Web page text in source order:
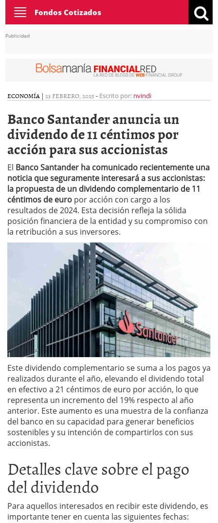
Toggle
navigation
Fondos Cotizados
Publicidad
ECONOMÍA | 23 FEBRERO, 2025 - Escrito por: nvindi
Banco Santander anuncia un
dividendo de 11 céntimos por
acción para sus accionistas
El Banco Santander ha comunicado recientemente una
noticia que seguramente interesará a sus accionistas:
la propuesta de un dividendo complementario de 11
céntimos de euro por acción con cargo a los
resultados de 2024. Esta decisión refleja la sólida
posición financiera de la entidad y su compromiso con
la retribución a sus inversores.
Este dividendo complementario se suma a los pagos ya
realizados durante el año, elevando el dividendo total
en efectivo a 21 céntimos de euro por acción, lo que
representa un incremento del 19% respecto al año
anterior. Este aumento es una muestra de la confianza
del banco en su capacidad para generar beneficios
sostenibles y su intención de compartirlos con sus
accionistas.
Detalles clave sobre el pago
del dividendo
Para aquellos interesados en recibir este dividendo, es
importante tener en cuenta las siguientes fechas: